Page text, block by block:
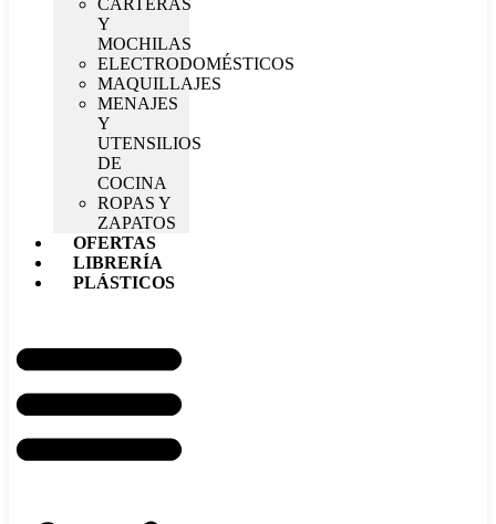
Y
MOCHILAS
ELECTRODOMÉSTICOS
MAQUILLAJES
MENAJES
Y
UTENSILIOS
DE
COCINA
ROPAS Y
ZAPATOS
OFERTAS
LIBRERÍA
PLÁSTICOS